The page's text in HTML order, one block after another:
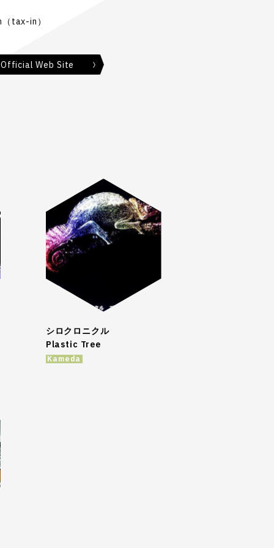
tax-in）
Web Site
シロクロニクル
Plastic Tree
Kameda